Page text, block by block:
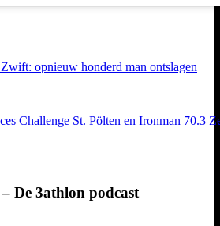
opnieuw honderd man ontslagen
Challenge St. Pölten en Ironman 70.3
De 3athlon podcast